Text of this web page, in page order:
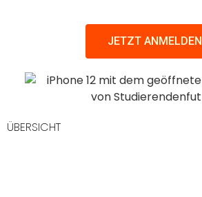
JETZT ANMELDEN
ÜBERSICHT